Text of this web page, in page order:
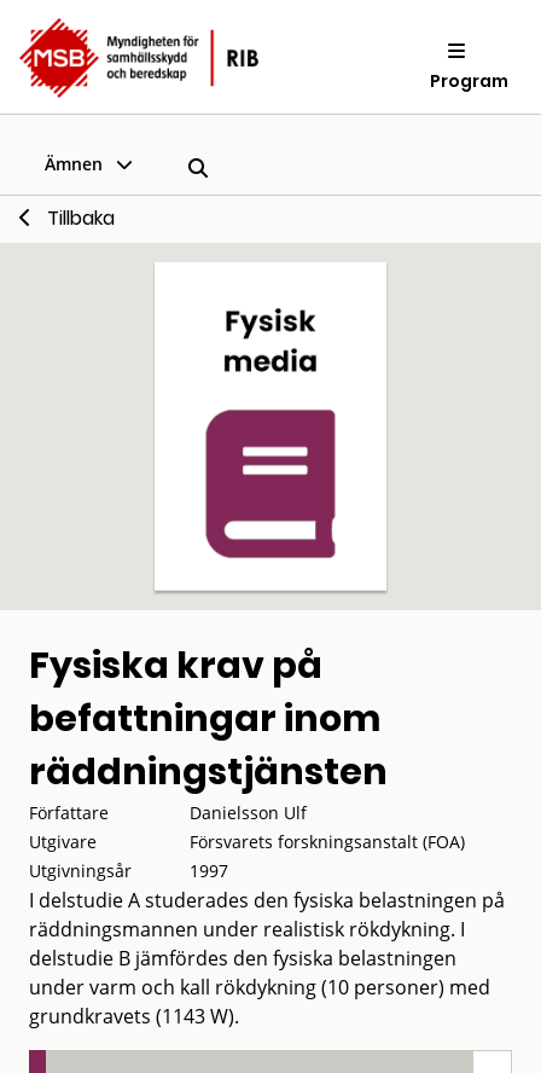
Program
Ämnen
Tillbaka
Fysiska krav på
befattningar inom
räddningstjänsten
Författare
Danielsson Ulf
Utgivare
Försvarets forskningsanstalt (FOA)
Utgivningsår
1997
I delstudie A studerades den fysiska belastningen på
räddningsmannen under realistisk rökdykning. I
delstudie B jämfördes den fysiska belastningen
under varm och kall rökdykning (10 personer) med
grundkravets (1143 W).